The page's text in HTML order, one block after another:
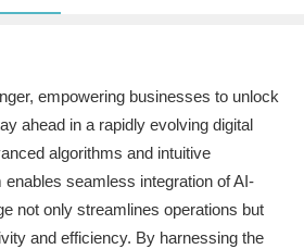
empowering businesses to unlock
ahead in a rapidly evolving digital
algorithms and intuitive
seamless integration of AI-
not only streamlines operations but
and efficiency. By harnessing the